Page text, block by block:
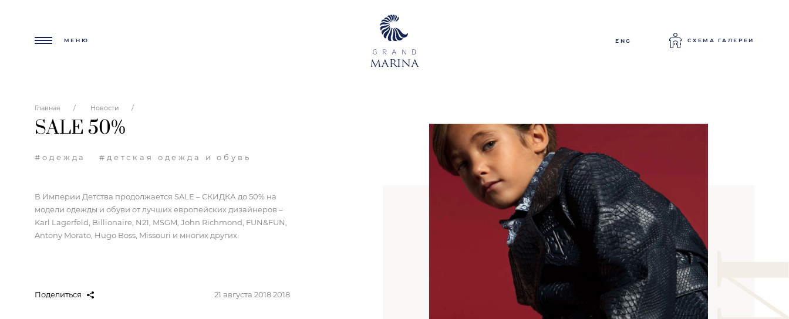
МЕНЮ ENG СХЕМА ГАЛЕРЕИ
Главная Новости
SALE 50%
#одежда #детская одежда и обувь
В Империи Детства продолжается SALE – СКИДКА до 50% на
модели одежды и обуви от лучших европейских дизайнеров –
Karl Lagerfeld, Billionaire, N21, MSGM, John Richmond, FUN&FUN,
Antony Morato, Hugo Boss, Missouri и многих других.
Поделиться 21 августа 2018 2018